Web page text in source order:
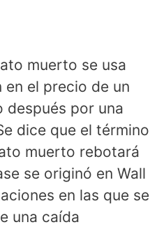
muerto se usa
el precio de un
después por una
dice que el término
muerto rebotará
se originó en Wall
en las que se
una caída